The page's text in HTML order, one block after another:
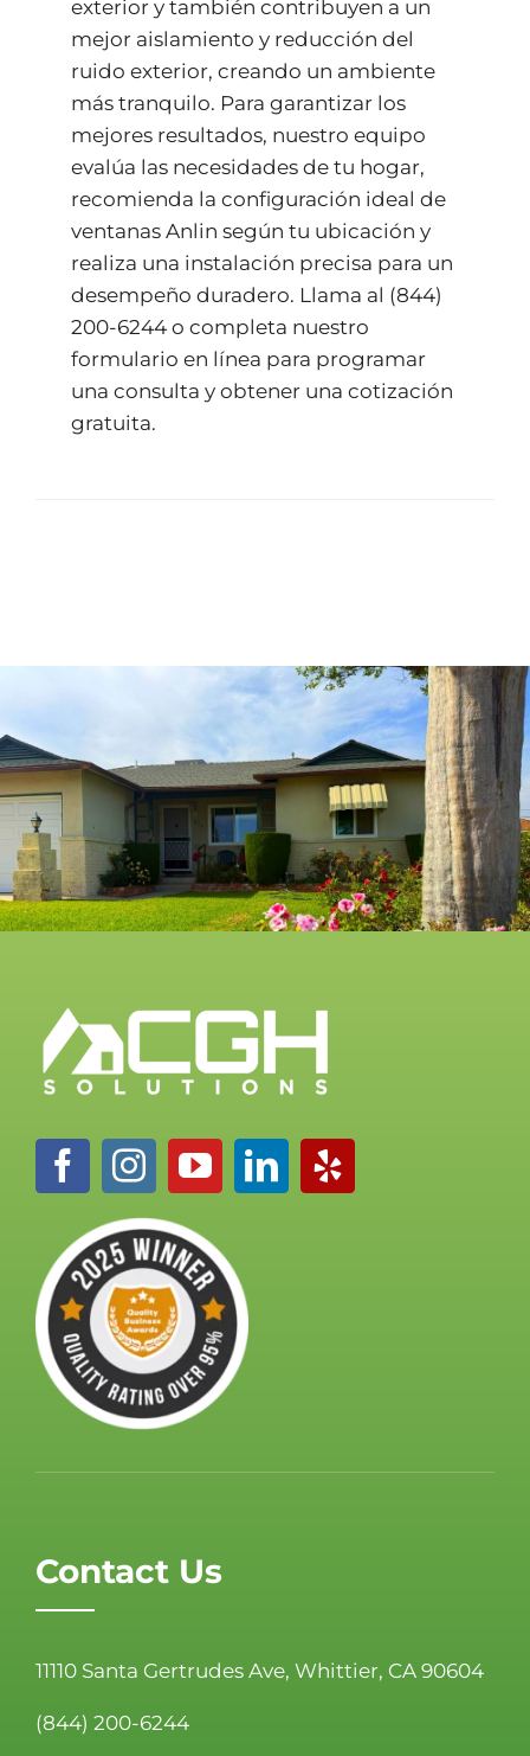
exterior y también contribuyen a un
mejor aislamiento y reducción del
ruido exterior, creando un ambiente
más tranquilo. Para garantizar los
mejores resultados, nuestro equipo
evalúa las necesidades de tu hogar,
recomienda la configuración ideal de
ventanas Anlin según tu ubicación y
realiza una instalación precisa para un
desempeño duradero. Llama al (844)
200-6244o completa nuestro
formulario en línea para programar
una consulta y obtener una cotización
gratuita.
Contact Us
11110 Santa Gertrudes Ave, Whittier, CA 90604
(844) 200-6244